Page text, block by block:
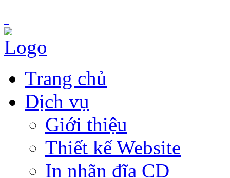
Trang chủ
Dịch vụ
Giới thiệu
Thiết kế Website
In nhãn đĩa CD